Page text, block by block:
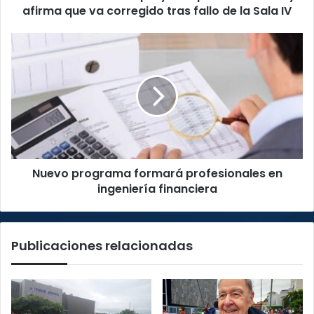
corregido
la
IV
afirma que va corregido tras fallo de la Sala IV
programa
formará
en
ingeniería
financiera
Nuevo programa formará profesionales en
ingeniería financiera
Publicaciones relacionadas